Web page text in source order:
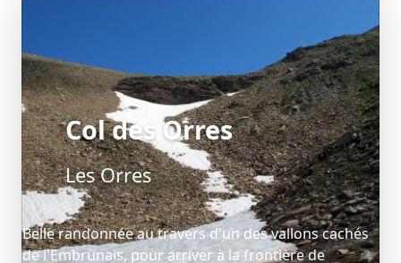
Col des Orres
Les Orres
Belle randonnée au travers d'un des vallons cachés
de l'Embrunais, pour arriver à la frontière de